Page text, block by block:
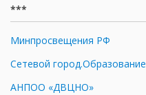
***
Минпросвещения РФ
Сетевой город.Образование
АНПОО «ДВЦНО»